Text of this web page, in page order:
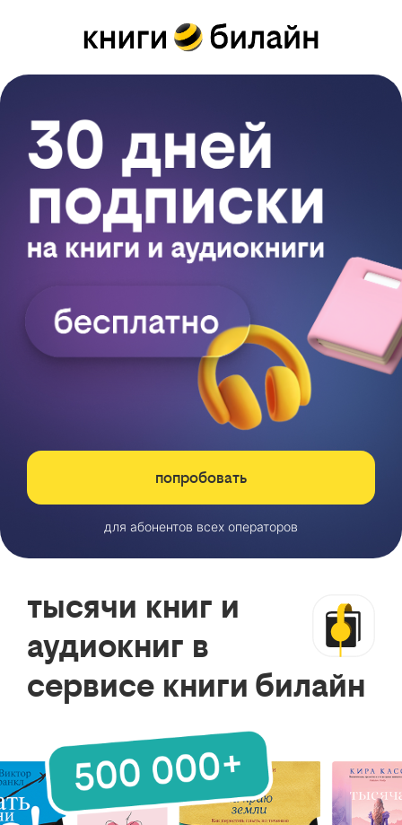
попробовать
для абонентов всех операторов
тысячи книг и
аудиокниг в
сервисе книги билайн